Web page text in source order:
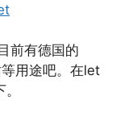
前有德国的
用途吧。在let